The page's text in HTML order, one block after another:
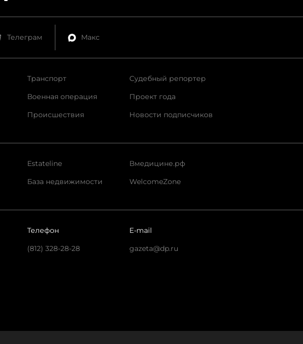
Телеграм Макс
Транспорт
Военная операция
Происшествия
Судебный репортер
Проект года
Новости подписчиков
Estateline
База недвижимости
Вмедицине.рф
WelcomeZone
Телефон
(812) 328-28-28
E-mail
gazeta@dp.ru